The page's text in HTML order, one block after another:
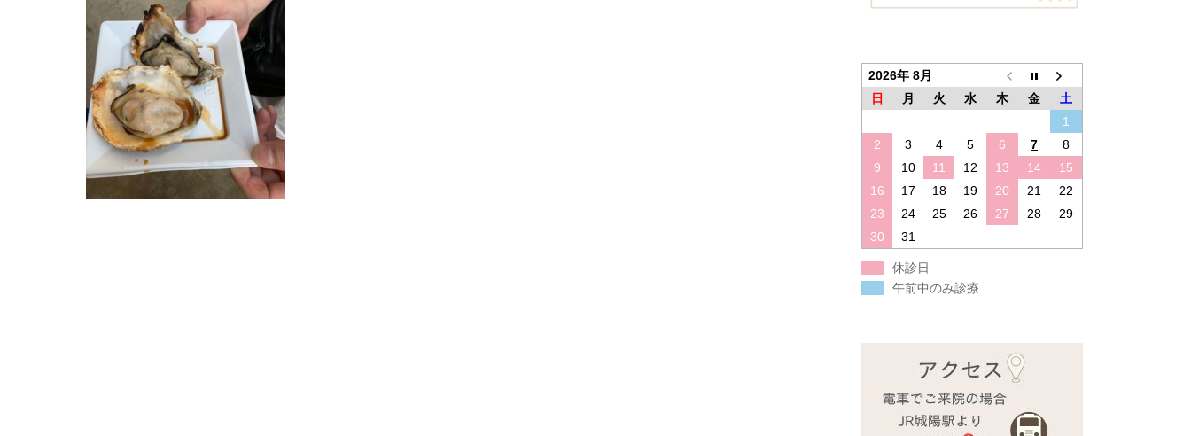
2026年 8月
日
月 火 水 木 金
土
1
2
3 4 5 6 7
8
9
10 11 12 13 14
15
16
17 18 19 20 21
22
23
24 25 26 27 28
29
30
31
休診日
午前中のみ診療